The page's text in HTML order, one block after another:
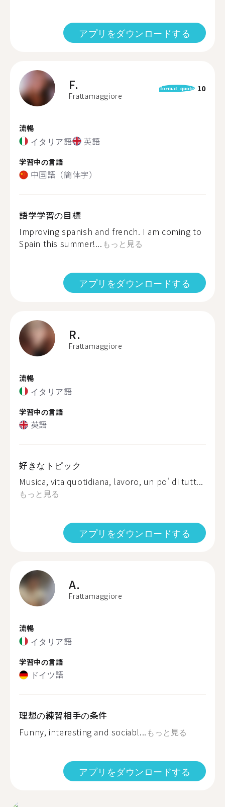
アプリをダウンロードする
F.
Frattamaggiore
format_quote 10
流暢
イタリア語 英語
学習中の言語
中国語（簡体字）
語学学習の目標
Improving spanish and french. I am coming to
Spain this summer!... もっと見る
アプリをダウンロードする
R.
Frattamaggiore
流暢
イタリア語
学習中の言語
英語
好きなトピック
Musica, vita quotidiana, lavoro, un po' di tutt...
もっと見る
アプリをダウンロードする
A.
Frattamaggiore
流暢
イタリア語
学習中の言語
ドイツ語
理想の練習相手の条件
Funny, interesting and sociabl... もっと見る
アプリをダウンロードする